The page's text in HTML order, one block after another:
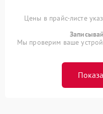
Цены в прайс-листе
Мы проверим ваше